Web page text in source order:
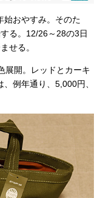
始おやすみ。そのた
る。12/26～28の3日
せる。
展開。レッドとカーキ
例年通り、5,000円、